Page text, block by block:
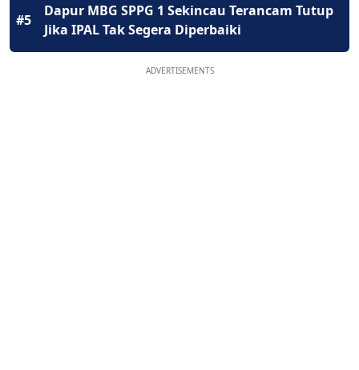
#5
Dapur MBG SPPG 1 Sekincau Terancam Tutup
Jika IPAL Tak Segera Diperbaiki
ADVERTISEMENTS